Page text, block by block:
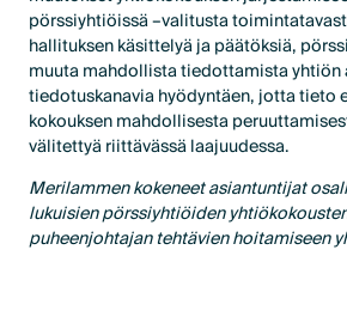
pörssiyhtiöissä –valitusta
hallituksen käsittelyä ja päätöksiä,
muuta mahdollista tiedottamista
tiedotuskanavia hyödyntäen, jotta tieto
kokouksen mahdollisesta
välitettyä riittävässä laajuudessa.
Merilammen kokeneet asiantuntijat
lukuisien pörssiyhtiöiden
puheenjohtajan tehtävien hoitamiseen